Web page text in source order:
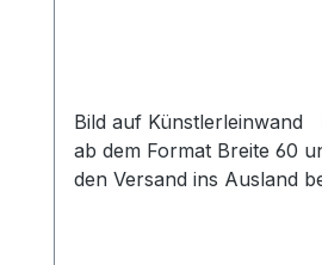
Bild auf Künstlerleinwand Mit dem Bibelvers: Herr bei dir ist die Quelle des Lebens. In deinem Lichte sehen wir das Licht. Psalm 36,10 Beim Versand von Bildern
ab dem Format Breite 60
den Versand ins Ausland